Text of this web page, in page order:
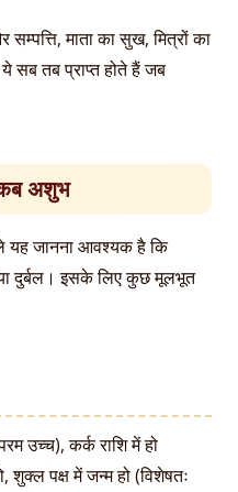
माता का सुख, मित्रों का
तब प्राप्त होते हैं जब
अशुभ
यह जानना आवश्यक है कि
दुर्बल। इसके लिए कुछ मूलभूत
उच्च), कर्क राशि में हो
शुक्ल पक्ष में जन्म हो (विशेषतः